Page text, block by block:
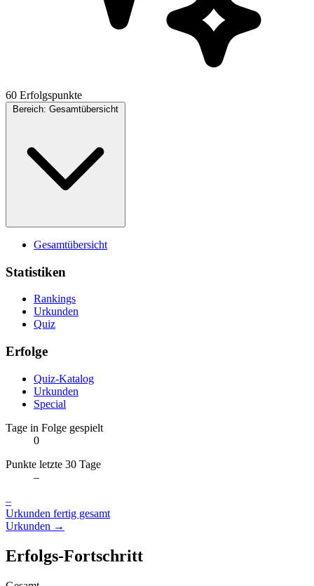
60 Erfolgspunkte
Bereich: Gesamtübersicht
Gesamtübersicht
Statistiken
Rankings
Urkunden
Quiz
Erfolge
Quiz-Katalog
Urkunden
Special
Tage in Folge gespielt
0
Punkte letzte 30 Tage
–
–
Urkunden fertig gesamt
Urkunden →
Erfolgs-Fortschritt